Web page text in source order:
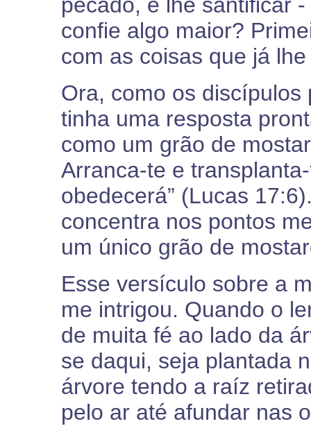
pecado, e lhe santificar
confie algo maior?
com as coisas que já lhe
Ora, como os
tinha uma resposta
como um grão de
Arranca-te e
obedecerá” (Lucas
concentra nos pontos
um único grão de
Esse versículo sobre a
me intrigou. Quando o
de muita fé ao lado da
se daqui, seja plantada
árvore tendo a raíz
pelo ar até afundar nas